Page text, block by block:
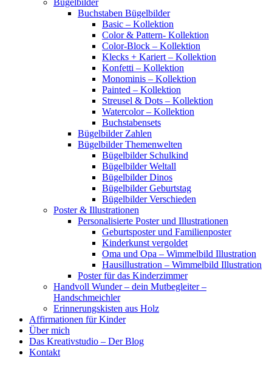
Bügelbilder
Buchstaben Bügelbilder
Basic – Kollektion
Color & Pattern- Kollektion
Color-Block – Kollektion
Klecks + Kariert – Kollektion
Konfetti – Kollektion
Monominis – Kollektion
Painted – Kollektion
Streusel & Dots – Kollektion
Watercolor – Kollektion
Buchstabensets
Bügelbilder Zahlen
Bügelbilder Themenwelten
Bügelbilder Schulkind
Bügelbilder Weltall
Bügelbilder Dinos
Bügelbilder Geburtstag
Bügelbilder Verschieden
Poster & Illustrationen
Personalisierte Poster und Illustrationen
Geburtsposter und Familienposter
Kinderkunst vergoldet
Oma und Opa – Wimmelbild Illustration
Hausillustration – Wimmelbild Illustration
Poster für das Kinderzimmer
Handvoll Wunder – dein Mutbegleiter –
Handschmeichler
Erinnerungskisten aus Holz
Affirmationen für Kinder
Über mich
Das Kreativstudio – Der Blog
Kontakt